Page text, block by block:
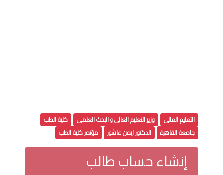
التعليم العالى وزير التعليم العالى و البحث العلمى
كلية الطب
جامعة القاهرة
الدكتور ايمن عاشور مؤتمر كلية الطب
إنشاء حساب طالب